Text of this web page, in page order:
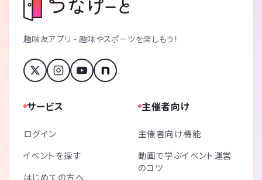
趣味友アプリ - 趣味やスポーツを楽しもう！
サービス
ログイン
イベントを探す
はじめての方へ
主催者向け
主催者向け機能
動画で学ぶイベント運営
のコツ